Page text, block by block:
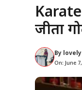
जीता
By
On: June